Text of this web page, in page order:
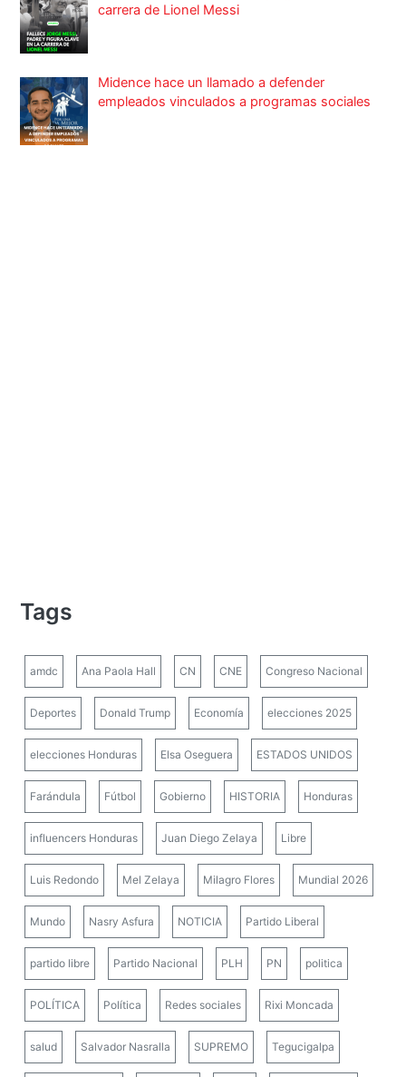
carrera de Lionel Messi
Midence hace un llamado a defender
empleados vinculados a programas sociales
Tags
amdc Ana Paola Hall CN CNE Congreso Nacional
Deportes Donald Trump Economía elecciones 2025
elecciones Honduras Elsa Oseguera ESTADOS UNIDOS
Farándula Fútbol Gobierno HISTORIA Honduras
influencers Honduras Juan Diego Zelaya Libre
Luis Redondo Mel Zelaya Milagro Flores Mundial 2026
Mundo Nasry Asfura NOTICIA Partido Liberal
partido libre Partido Nacional PLH PN politica
POLÍTICA Política Redes sociales Rixi Moncada
salud Salvador Nasralla SUPREMO Tegucigalpa